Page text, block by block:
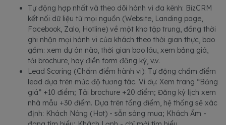
Tự động hợp nhất và theo dõi hành vi đa kênh: BizCRM
kết nối dữ liệu từ mọi nguồn (Website, Landing page,
Facebook, Zalo, Hotline) về một kho tập trung, đồng thời
ghi nhận mọi hành vi của khách theo thời gian thực, bao
gồm: xem dự án nào, thời gian bao lâu, xem bảng giá,
tải brochure, hay điền form đăng ký, v.v.
Lead Scoring (Chấm điểm hành vi): Tự động chấm điểm
lead dựa trên mức độ tương tác. Ví dụ: Xem trang “Bảng
giá” +10 điểm; Tải brochure +20 điểm; Đăng ký lịch xem
nhà mẫu +30 điểm. Dựa trên tổng điểm, hệ thống sẽ xác
định: Khách Nóng (Hot) - sẵn sàng mua; Khách Ấm -